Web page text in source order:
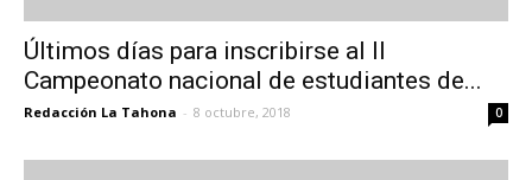
Últimos días para inscribirse al II
Campeonato nacional de estudiantes de...
Redacción La Tahona - 8 octubre, 2018 0